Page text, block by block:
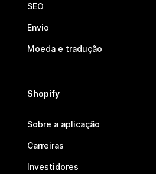
SEO
Envio
Moeda e tradução
Shopify
Sobre a aplicação
Carreiras
Investidores